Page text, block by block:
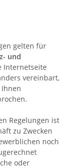
gelten für
und
Internetseite
vereinbart,
Regelungen ist
zu Zwecken
noch
oder